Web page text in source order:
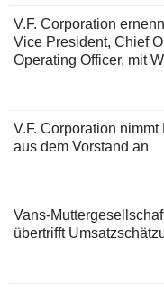
V.F. Corporation
Vice President, Chief
Operating Officer, mit
V.F. Corporation
aus dem Vorstand an
Vans-
übertrifft